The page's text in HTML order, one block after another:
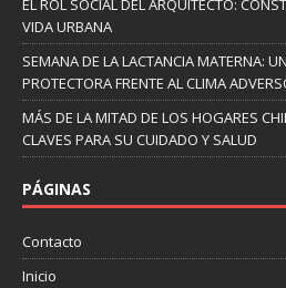
EL ROL SOCIAL DEL ARQUITECTO:
VIDA URBANA
SEMANA DE LA LACTANCIA MATERNA:
PROTECTORA FRENTE AL CLIMA
MÁS DE LA MITAD DE LOS HOGARES
CLAVES PARA SU CUIDADO Y SALUD
PÁGINAS
Contacto
Inicio